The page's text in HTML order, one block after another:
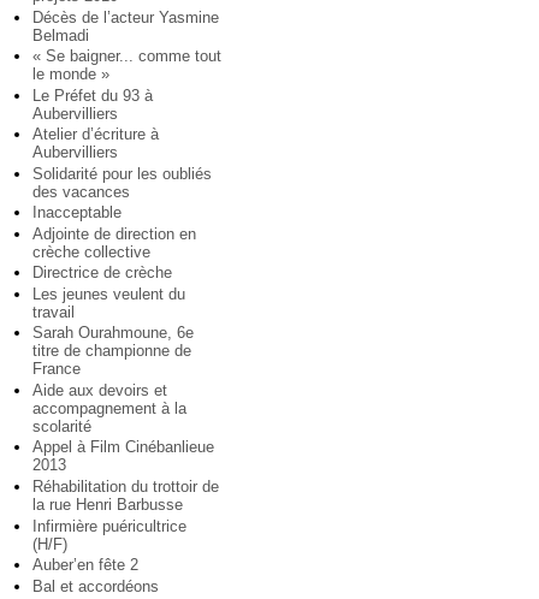
Décès de l’acteur Yasmine
Belmadi
« Se baigner... comme tout
le monde »
Le Préfet du 93 à
Aubervilliers
Atelier d’écriture à
Aubervilliers
Solidarité pour les oubliés
des vacances
Inacceptable
Adjointe de direction en
crèche collective
Directrice de crèche
Les jeunes veulent du
travail
Sarah Ourahmoune, 6e
titre de championne de
France
Aide aux devoirs et
accompagnement à la
scolarité
Appel à Film Cinébanlieue
2013
Réhabilitation du trottoir de
la rue Henri Barbusse
Infirmière puéricultrice
(H/F)
Auber’en fête 2
Bal et accordéons